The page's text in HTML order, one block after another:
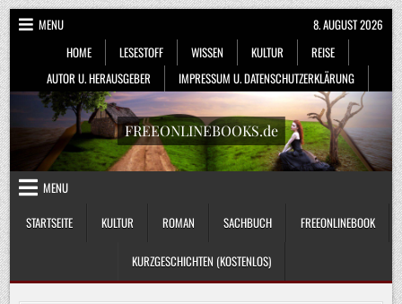
Skip
to
content
MENU
HOME
LESESTOFF WISSEN KULTUR
REISE
AUTOR U. HERAUSGEBER
IMPRESSUM U. DATENSCHUTZERKLÄRUNG
8. AUGUST 2026
FREEONLINEBOOKS.de
MENU
STARTSEITE
KULTUR ROMAN SACHBUCH FREEONLINEBOOK
KURZGESCHICHTEN (KOSTENLOS)